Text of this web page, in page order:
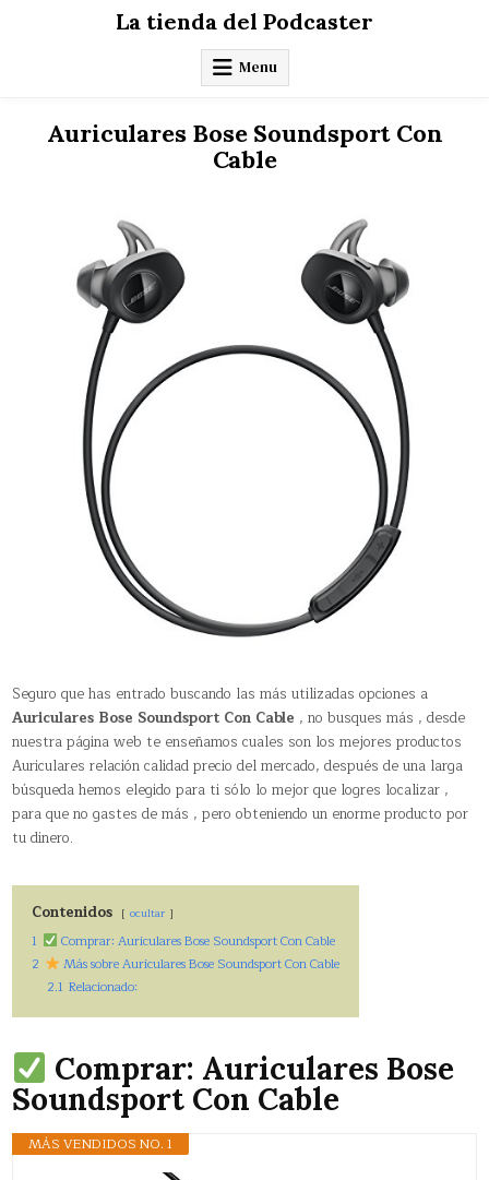
La tienda del Podcaster
Menu
Auriculares Bose Soundsport Con
Cable
Seguro que has entrado buscando las más utilizadas opciones a
Auriculares Bose Soundsport Con Cable , no busques más , desde
nuestra página web te enseñamos cuales son los mejores productos
Auriculares relación calidad precio del mercado, después de una larga
búsqueda hemos elegido para ti sólo lo mejor que logres localizar ,
para que no gastes de más , pero obteniendo un enorme producto por
tu dinero.
Contenidos ocultar
1
Comprar: Auriculares Bose Soundsport Con Cable
2
Más sobre Auriculares Bose Soundsport Con Cable
2.1 Relacionado:
Comprar: Auriculares Bose
Soundsport Con Cable
MÁS VENDIDOS NO. 1